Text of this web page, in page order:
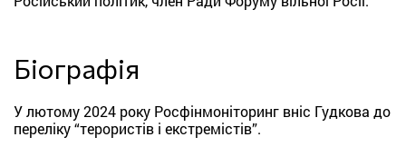
Біографія
У лютому 2024 року Росфінмоніторинг вніс Гудкова до
переліку “терористів і екстремістів”.